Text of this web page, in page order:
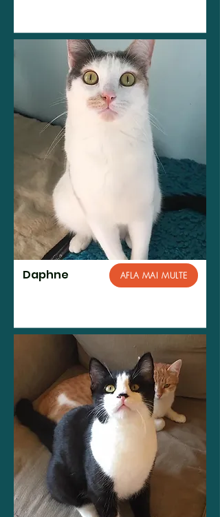
Daphne AFLA MAI MULTE